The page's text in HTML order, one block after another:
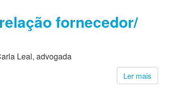
fornecedor/
Leal, advogada
Ler mais